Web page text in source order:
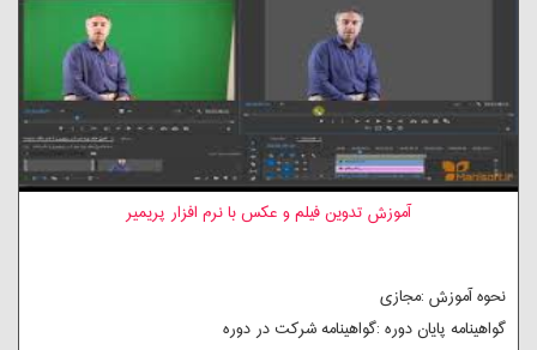
آموزش تدوین فیلم و عکس با نرم افزار پریمیر
نحوه آموزش :مجازی
گواهینامه پایان دوره :گواهینامه شرکت در دوره